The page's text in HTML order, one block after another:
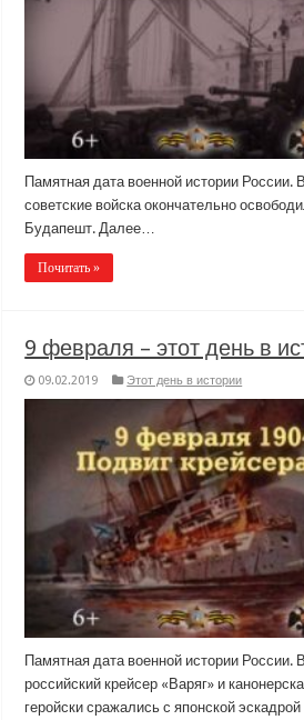
Памятная дата военной истории России.
советские войска окончательно
Будапешт. Далее…
Почитать »
9 февраля – этот день в
09.02.2019 Этот день в истории
Памятная дата военной истории России.
российский крейсер «Варяг» и
геройски сражались с японской